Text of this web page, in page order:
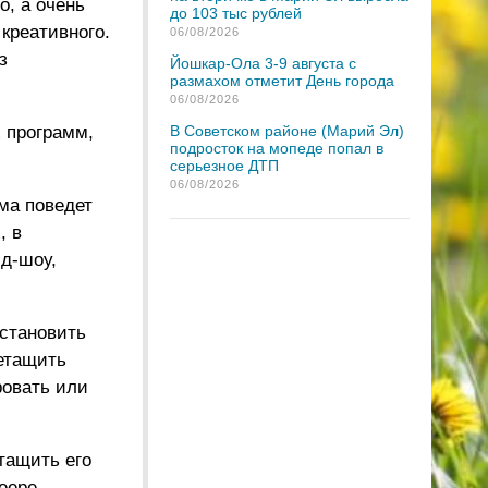
а очень
программ,
поведет
в
шоу,
или
его
до 103 тыс рублей
06/08/2026
Йошкар-Ола 3-9 августа с
размахом отметит День города
06/08/2026
В Советском районе (Марий Эл)
подросток на мопеде попал в
серьезное ДТП
06/08/2026